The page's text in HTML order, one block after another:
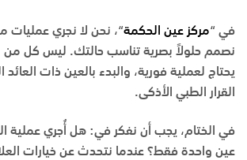
في “مركز عين الحكمة“، نحن لا نجري عمليات
نصمم حلولاً بصرية تناسب حالتك. ليس كل من
يحتاج لعملية فورية، والبدء بالعين ذات العائد
القرار الطبي الأذكى.
في الختام، يجب أن نفكر في: هل أُجري عملية
عين واحدة فقط؟ عندما نتحدث عن خيارات